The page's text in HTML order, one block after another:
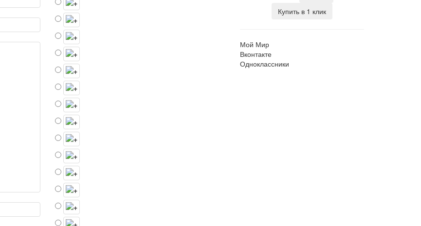
Купить в 1 клик
Мой Мир
Вконтакте
Одноклассники